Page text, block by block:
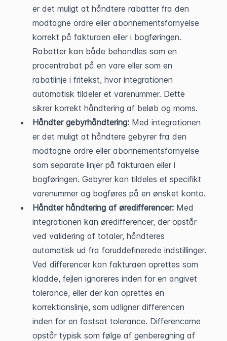
er det muligt at håndtere rabatter fra den
modtagne ordre eller abonnementsfornyelse
korrekt på fakturaen eller i bogføringen.
Rabatter kan både behandles som en
procentrabat på en vare eller som en
rabatlinje i fritekst, hvor integrationen
automatisk tildeler et varenummer. Dette
sikrer korrekt håndtering af beløb og moms.
Håndter gebyrhåndtering: Med integrationen
er det muligt at håndtere gebyrer fra den
modtagne ordre eller abonnementsfornyelse
som separate linjer på fakturaen eller i
bogføringen. Gebyrer kan tildeles et specifikt
varenummer og bogføres på en ønsket konto.
Håndter håndtering af øredifferencer: Med
integrationen kan øredifferencer, der opstår
ved validering af totaler, håndteres
automatisk ud fra foruddefinerede indstillinger.
Ved differencer kan fakturaen oprettes som
kladde, fejlen ignoreres inden for en angivet
tolerance, eller der kan oprettes en
korrektionslinje, som udligner differencen
inden for en fastsat tolerance. Differencerne
opstår typisk som følge af genberegning af